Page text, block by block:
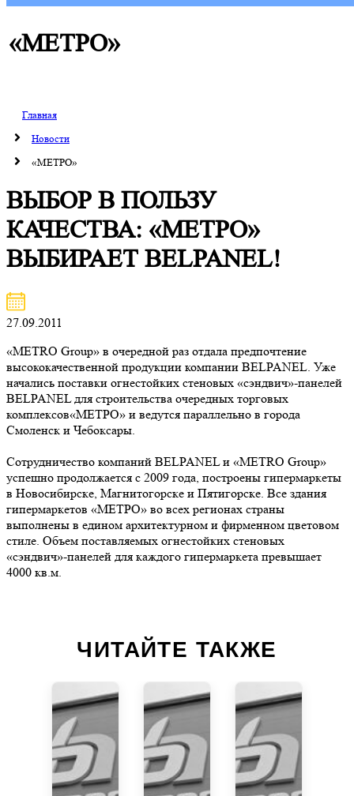
«МЕТРО»
Главная
Новости
«МЕТРО»
ВЫБОР В ПОЛЬЗУ
КАЧЕСТВА: «МЕТРО»
ВЫБИРАЕТ BELPANEL!
27.09.2011
«МЕТRО Group» в очередной раз отдала предпочтение
высококачественной продукции компании BELPANEL. Уже
начались поставки огнестойких стеновых «сэндвич»-панелей
BELPANEL для строительства очередных торговых
комплексов«МЕТРО» и ведутся параллельно в города
Смоленск и Чебоксары.
Сотрудничество компаний BELPANEL и «МЕТRО Group»
успешно продолжается с 2009 года, построены гипермаркеты
в Новосибирске, Магнитогорске и Пятигорске. Все здания
гипермаркетов «МЕТРО» во всех регионах страны
выполнены в едином архитектурном и фирменном цветовом
стиле. Объем поставляемых огнестойких стеновых
«сэндвич»-панелей для каждого гипермаркета превышает
4000 кв.м.
ЧИТАЙТЕ ТАКЖЕ